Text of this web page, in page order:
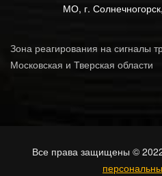
МО, г.
Зона реагирования на сигналы
Московская и Тверская области
Все права защищены ©